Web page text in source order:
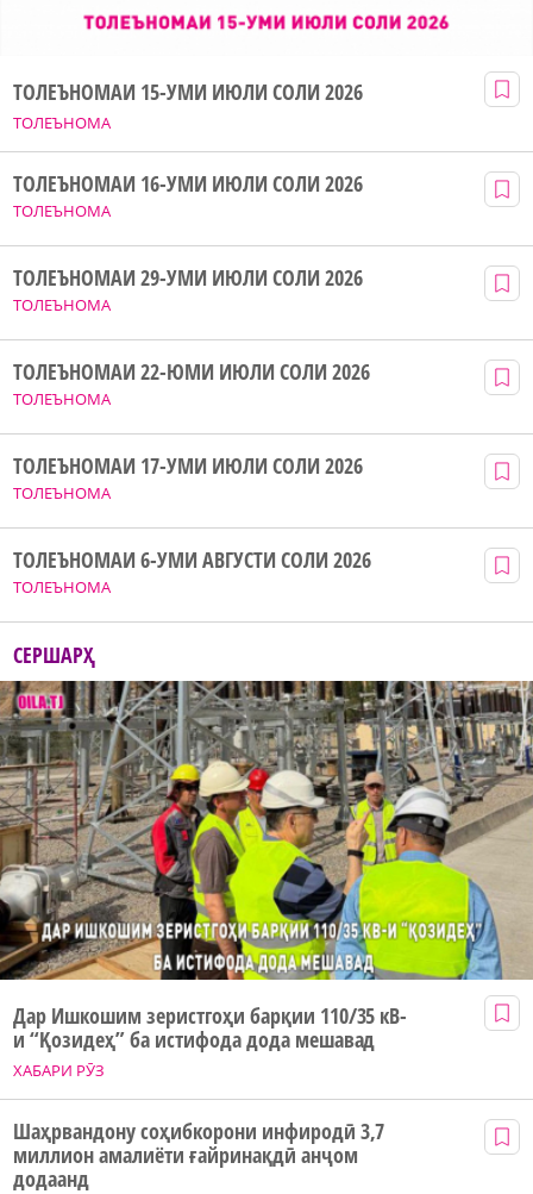
ТОЛЕЪНОМА
ТОЛЕЪНОМАИ 15-УМИ ИЮЛИ СОЛИ 2026
ТОЛЕЪНОМА
ТОЛЕЪНОМАИ 16-УМИ ИЮЛИ СОЛИ 2026
ТОЛЕЪНОМА
ТОЛЕЪНОМАИ 29-УМИ ИЮЛИ СОЛИ 2026
ТОЛЕЪНОМА
ТОЛЕЪНОМАИ 22-ЮМИ ИЮЛИ СОЛИ 2026
ТОЛЕЪНОМА
ТОЛЕЪНОМАИ 17-УМИ ИЮЛИ СОЛИ 2026
ТОЛЕЪНОМА
ТОЛЕЪНОМАИ 6-УМИ АВГУСТИ СОЛИ 2026
СЕРШАРҲ
ХАБАРИ РӮЗ
Дар Ишкошим зеристгоҳи барқии 110/35 кВ-
и “Қозидеҳ” ба истифода дода мешавад
Шаҳрвандону соҳибкорони инфиродӣ 3,7
миллион амалиёти ғайринақдӣ анҷом
додаанд